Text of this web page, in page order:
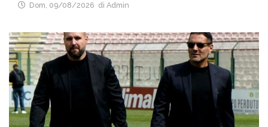
Dom, 09/08/2026 di Admin